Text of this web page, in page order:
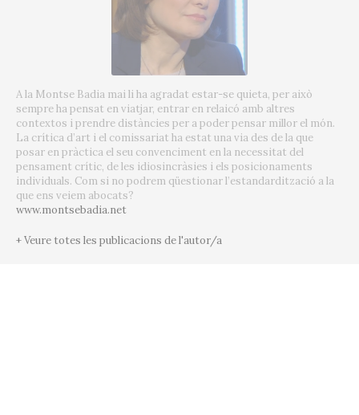
A la Montse Badia mai li ha agradat estar-se quieta, per això
sempre ha pensat en viatjar, entrar en relaicó amb altres
contextos i prendre distàncies per a poder pensar millor el món.
La crítica d’art i el comissariat ha estat una via des de la que
posar en pràctica el seu convenciment en la necessitat del
pensament crític, de les idiosincràsies i els posicionaments
individuals. Com si no podrem qüestionar l’estandardització a la
que ens veiem abocats?
www.montsebadia.net
+ Veure totes les publicacions de l'autor/a